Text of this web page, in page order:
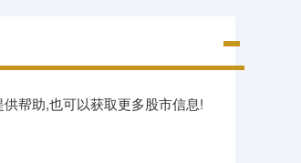
帮助,也可以获取更多股市信息!